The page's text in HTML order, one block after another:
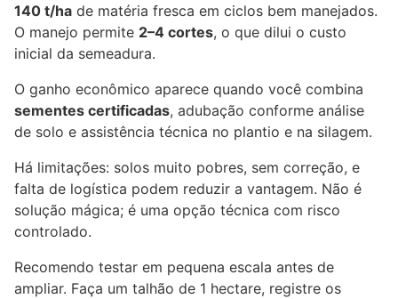
140 t/ha de matéria fresca em ciclos bem manejados.
O manejo permite 2–4 cortes, o que dilui o custo
inicial da semeadura.
O ganho econômico aparece quando você combina
sementes certificadas, adubação conforme análise
de solo e assistência técnica no plantio e na silagem.
Há limitações: solos muito pobres, sem correção, e
falta de logística podem reduzir a vantagem. Não é
solução mágica; é uma opção técnica com risco
controlado.
Recomendo testar em pequena escala antes de
ampliar. Faça um talhão de 1 hectare, registre os